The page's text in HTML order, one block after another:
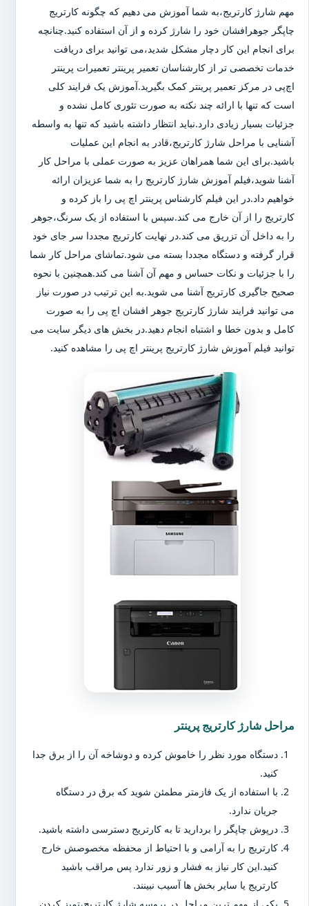
مهم شارژ کارتریج،به شما آموزش می دهیم که چگونه کارتریج
چاپگر جوهرافشان خود را شارژ کرده و از آن استفاده کنید.چنانچه
برای انجام این کار دچار مشکل شدید،می توانید برای دریافت
خدمات تخصصی تر از کارشناسان تعمیر پرینتر تعمیرات پرینتر
اچ‌پی در مرکز تعمیر پرینتر کمک بگیرید.آموزش یک فرایند کلی
است که تنها با ارائه چند نکته به صورت تئوری کامل نشده و
جزئیات بسیار زیادی دارد.نباید انتظار داشته باشید که تنها به واسطه
آشنایی با مراحل شارژ کارتریج،قادر به انجام این عملیات
باشید.برای این شما همراهان عزیز به صورت عملی با مراحل کار
آشنا شوید،فیلم آموزش شارژ کارتریج را به شما عزیزان ارائه
خواهیم داد.در این فیلم کارشناس پرینتر اچ پی را باز کرده و
کارتریج را از آن خارج می کند.سپس با استفاده از یک سرنگ،جوهر
را به داخل آن تزریق می کند.در نهایت کارتریج مجددا سر جای خود
قرار گرفته و دستگاه مجددا بسته می شود.تماشای مراحل کار شما
را با جزئیات و نکات حساس و مهم آن آشنا می کند.همچنین با نحوه
صحیح جاگیری کارتریج آشنا می شوید.به این ترتیب در صورت نیاز
می توانید فرایند شارژ کارتریج جوهر افشان اچ پی را به صورت
کامل و بدون خطا و اشتباه انجام دهید.در بخش های دیگر سایت می
توانید فیلم آموزش شارژ کارتریج پرینتر اچ پی را مشاهده کنید.
مراحل شارژ کارتریج پرینتر
دستگاه مورد نظر را خاموش کرده و دوشاخه آن را از برق جدا
کنید.
با استفاده از یک فازمتر مطمئن شوید که برق در دستگاه
جریان ندارد.
درپوش چاپگر را بردارید تا به کارتریج دسترسی داشته باشید.
کارتریج را به آرامی و با احتیاط از محفظه مخصوصش خارج
کنید.این کار نیاز به فشار و زور ندارد پس مراقب باشید
کارتریج یا سایر بخش ها آسیب نبینند.